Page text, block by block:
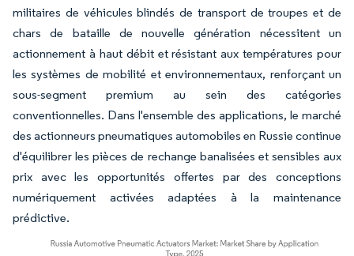
militaires de véhicules blindés de transport de troupes et de
chars de bataille de nouvelle génération nécessitent un
actionnement à haut débit et résistant aux températures pour
les systèmes de mobilité et environnementaux, renforçant un
sous-segment premium au sein des catégories
conventionnelles. Dans l'ensemble des applications, le marché
des actionneurs pneumatiques automobiles en Russie continue
d'équilibrer les pièces de rechange banalisées et sensibles aux
prix avec les opportunités offertes par des conceptions
numériquement activées adaptées à la maintenance
prédictive.